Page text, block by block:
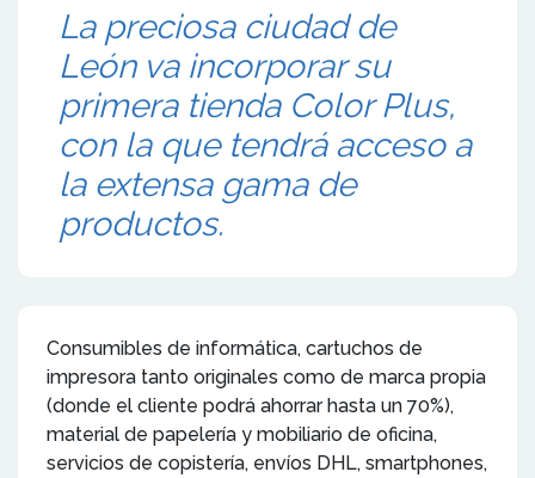
La preciosa ciudad de
León va incorporar su
primera tienda Color Plus,
con la que tendrá acceso a
la extensa gama de
productos.
Consumibles de informática, cartuchos de
impresora tanto originales como de marca propia
(donde el cliente podrá ahorrar hasta un 70%),
material de papelería y mobiliario de oficina,
servicios de copistería, envíos DHL, smartphones,